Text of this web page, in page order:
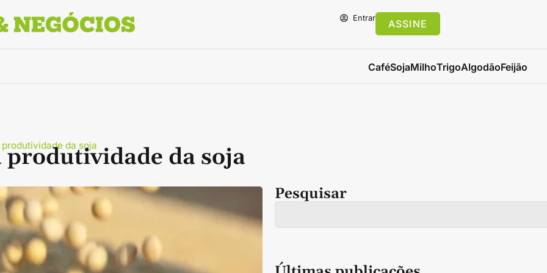
Entrar ASSINE
CaféSojaMilhoTrigoAlgodãoFeijão
da soja
produtividade da soja
Pesquisar